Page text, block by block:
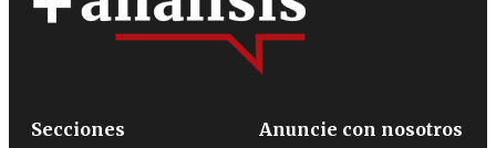
Secciones
Anuncie con nosotros